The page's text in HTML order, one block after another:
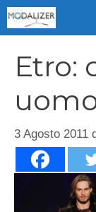
Vai
al
Etro:
3 Agosto 2011